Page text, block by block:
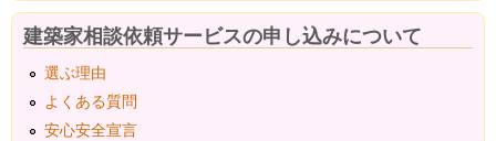
建築家相談依頼サービスの申し込みについて
選ぶ理由
よくある質問
安心安全宣言